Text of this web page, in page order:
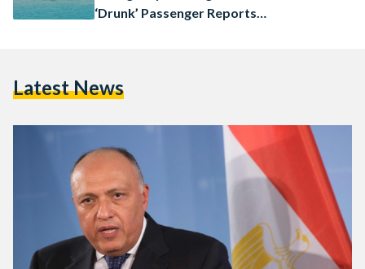
‘Drunk’ Passenger Reports
Latest News